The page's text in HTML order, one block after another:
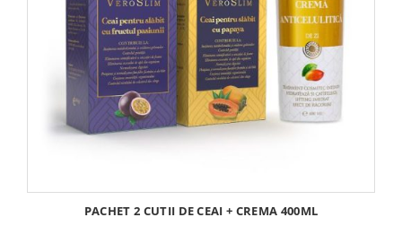
PACHET 2 CUTII DE CEAI + CREMA 400ML